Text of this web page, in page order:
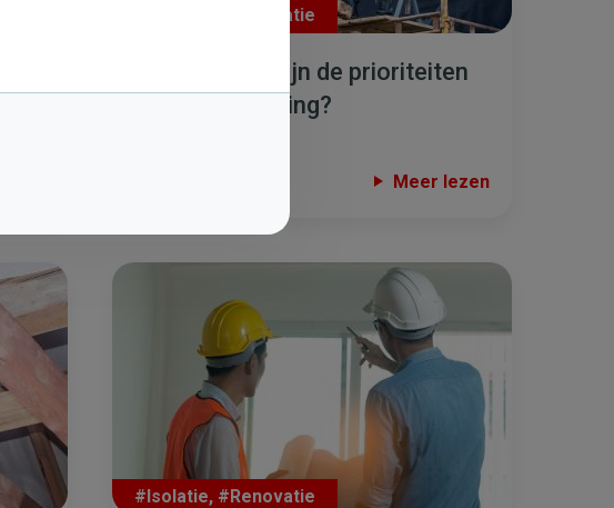
#Renovatie
Isolatie: wat zijn de prioriteiten
voor mijn woning?
Meer lezen
#Isolatie, #Renovatie